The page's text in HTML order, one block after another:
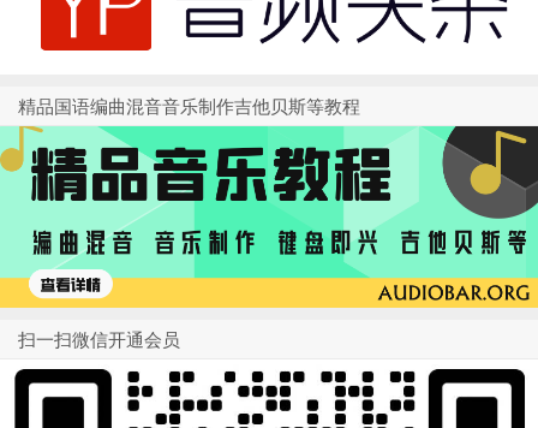
精品国语编曲混音音乐制作吉他贝斯等教程
扫一扫微信开通会员